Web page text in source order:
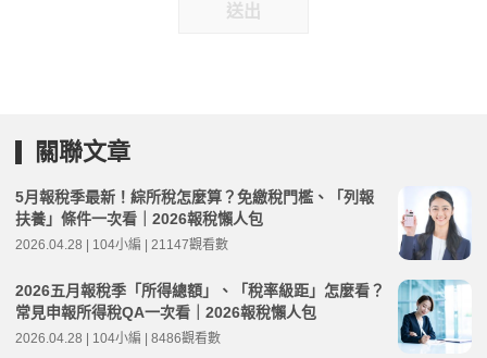
送出
關聯文章
5月報稅季最新！綜所稅怎麼算？免繳稅門檻、「列報
扶養」條件一次看｜2026報稅懶人包
2026.04.28 | 104小編 | 21147觀看數
2026五月報稅季「所得總額」、「稅率級距」怎麼看？
常見申報所得稅QA一次看｜2026報稅懶人包
2026.04.28 | 104小編 | 8486觀看數